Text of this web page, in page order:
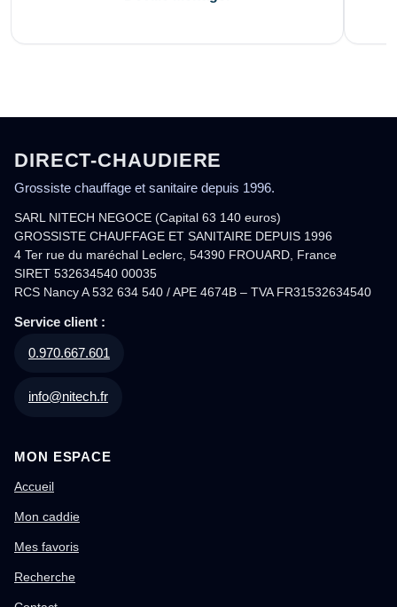
DIRECT-CHAUDIERE
Grossiste chauffage et sanitaire depuis 1996.
SARL NITECH NEGOCE (Capital 63 140 euros)
GROSSISTE CHAUFFAGE ET SANITAIRE DEPUIS 1996
4 Ter rue du maréchal Leclerc, 54390 FROUARD, France
SIRET 532634540 00035
RCS Nancy A 532 634 540 / APE 4674B – TVA FR31532634540
Service client :
0.970.667.601
info@nitech.fr
MON ESPACE
Accueil
Mon caddie
Mes favoris
Recherche